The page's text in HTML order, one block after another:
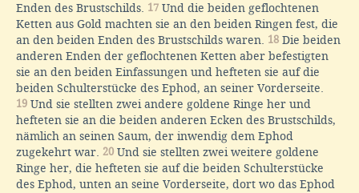
Enden des Brustschilds. 17 Und die beiden geflochtenen
Ketten aus Gold machten sie an den beiden Ringen fest, die
an den beiden Enden des Brustschilds waren. 18 Die beiden
anderen Enden der geflochtenen Ketten aber befestigten
sie an den beiden Einfassungen und hefteten sie auf die
beiden Schulterstücke des Ephod, an seiner Vorderseite.
19 Und sie stellten zwei andere goldene Ringe her und
hefteten sie an die beiden anderen Ecken des Brustschilds,
nämlich an seinen Saum, der inwendig dem Ephod
zugekehrt war. 20 Und sie stellten zwei weitere goldene
Ringe her, die hefteten sie auf die beiden Schulterstücke
des Ephod, unten an seine Vorderseite, dort wo das Ephod